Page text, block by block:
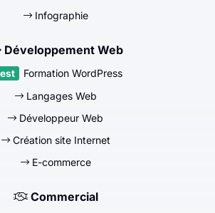
Infographie
Développement Web
Formation WordPress
Langages Web
Développeur Web
Création site Internet
E-commerce
Commercial